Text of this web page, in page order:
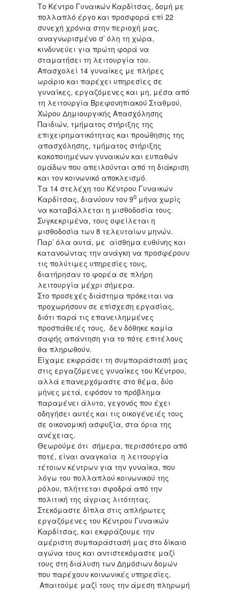
Το Κέντρο Γυναικών Καρδίτσας, δομή με
πολλαπλό έργο και προσφορά επί 22
συνεχή χρόνια στην περιοχή μας,
αναγνωρισμένο σ’ όλη τη χώρα,
κινδυνεύει για πρώτη φορά να
σταματήσει τη λειτουργία του.
Απασχολεί 14 γυναίκες με πλήρες
ωράριο και παρέχει υπηρεσίες σε
γυναίκες, εργαζόμενες και μη, μέσα από
τη λειτουργία Βρεφονηπιακού Σταθμού,
Χώρου Δημιουργικής Απασχόλησης
Παιδιών, τμήματος στήριξης της
επιχειρηματικότητας και προώθησης της
απασχόλησης, τμήματος στήριξης
κακοποιημένων γυναικών και ευπαθών
ομάδων που απειλούνται από τη διάκριση
και τον κοινωνικό αποκλεισμό.
Τα 14 στελέχη του Κέντρου Γυναικών
Καρδίτσας, διανύουν τον 9ο μήνα χωρίς
να καταβάλλεται η μισθοδοσία τους.
Συγκεκριμένα, τους οφείλεται η
μισθοδοσία των 8 τελευταίων μηνών.
Παρ’ όλα αυτά, με αίσθημα ευθύνης και
κατανοώντας την ανάγκη να προσφέρουν
τις πολύτιμες υπηρεσίες τους,
διατήρησαν το φορέα σε πλήρη
λειτουργία μέχρι σήμερα.
Στο προσεχές διάστημα πρόκειται να
προχωρήσουν σε επίσχεση εργασίας,
διότι παρά τις επανειλημμένες
προσπάθειές τους, δεν δόθηκε καμία
σαφής απάντηση για το πότε επιτέλους
θα πληρωθούν.
Είχαμε εκφράσει τη συμπαράστασή μας
στις εργαζόμενες γυναίκες του Κέντρου,
αλλά επανερχόμαστε στο θέμα, δύο
μήνες μετά, εφόσον το πρόβλημα
παραμένει άλυτο, γεγονός που έχει
οδηγήσει αυτές και τις οικογένειές τους
σε οικονομική ασφυξία, στα όρια της
ανέχειας.
Θεωρούμε ότι σήμερα, περισσότερο από
ποτέ, είναι αναγκαία η λειτουργία
τέτοιων κέντρων για την γυναίκα, που
λόγω του πολλαπλού κοινωνικού της
ρόλου, πλήττεται σφοδρά από την
πολιτική της άγριας λιτότητας.
Στεκόμαστε δίπλα στις απλήρωτες
εργαζόμενες του Κέντρου Γυναικών
Καρδίτσας, και εκφράζουμε την
αμέριστη συμπαράστασή μας στο δίκαιο
αγώνα τους και αντιστεκόμαστε μαζί
τους στη διάλυση των Δημόσιων δομών
που παρέχουν κοινωνικές υπηρεσίες.
Απαιτούμε μαζί τους την άμεση πληρωμή